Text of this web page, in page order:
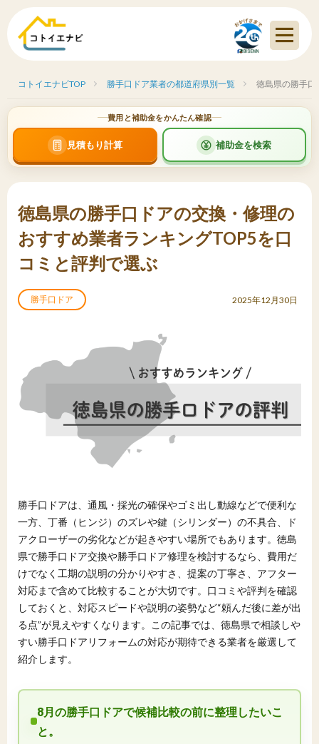
コトイエナビTOP 勝手口ドア業者の都道府県別一覧 徳島県の勝手口
費用と補助金をかんたん確認
見積もり計算 補助金を検索
徳島県の勝手口ドアの交換・修理の
おすすめ業者ランキングTOP5を口
コミと評判で選ぶ
勝手口ドア 2025年12月30日
勝手口ドアは、通風・採光の確保やゴミ出し動線などで便利な
一方、丁番（ヒンジ）のズレや鍵（シリンダー）の不具合、ド
アクローザーの劣化などが起きやすい場所でもあります。徳島
県で勝手口ドア交換や勝手口ドア修理を検討するなら、費用だ
けでなく工期の説明の分かりやすさ、提案の丁寧さ、アフター
対応まで含めて比較することが大切です。口コミや評判を確認
しておくと、対応スピードや説明の姿勢など“頼んだ後に差が出
る点”が見えやすくなります。この記事では、徳島県で相談しや
すい勝手口ドアリフォームの対応が期待できる業者を厳選して
紹介します。
8月の勝手口ドアで候補比較の前に整理したいこ
と。